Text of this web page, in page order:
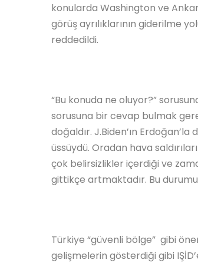
konularda Washington ve
görüş ayrılıklarının giderilme
reddedildi.
“Bu konuda ne oluyor?”
sorusuna bir cevap bulmak
doğaldır. J.Biden’ın
üssüydü. Oradan hava
çok belirsizlikler içerdiği ve
gittikçe artmaktadır. Bu
Türkiye “güvenli bölge” gibi
gelişmelerin gösterdiği gibi